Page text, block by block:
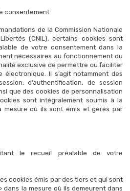
consentement
de la Commission Nationale
(CNIL), certains cookies sont
de votre consentement dans la
nécessaires au fonctionnement du
exclusive de permettre ou faciliter
électronique. Il s’agit notamment des
d’authentification, de session
que des cookies de personnalisation
sont intégralement soumis à la
mesure où ils sont émis et gérés par
le recueil préalable de votre
cookies émis par des tiers et qui sont
dans la mesure où ils demeurent dans